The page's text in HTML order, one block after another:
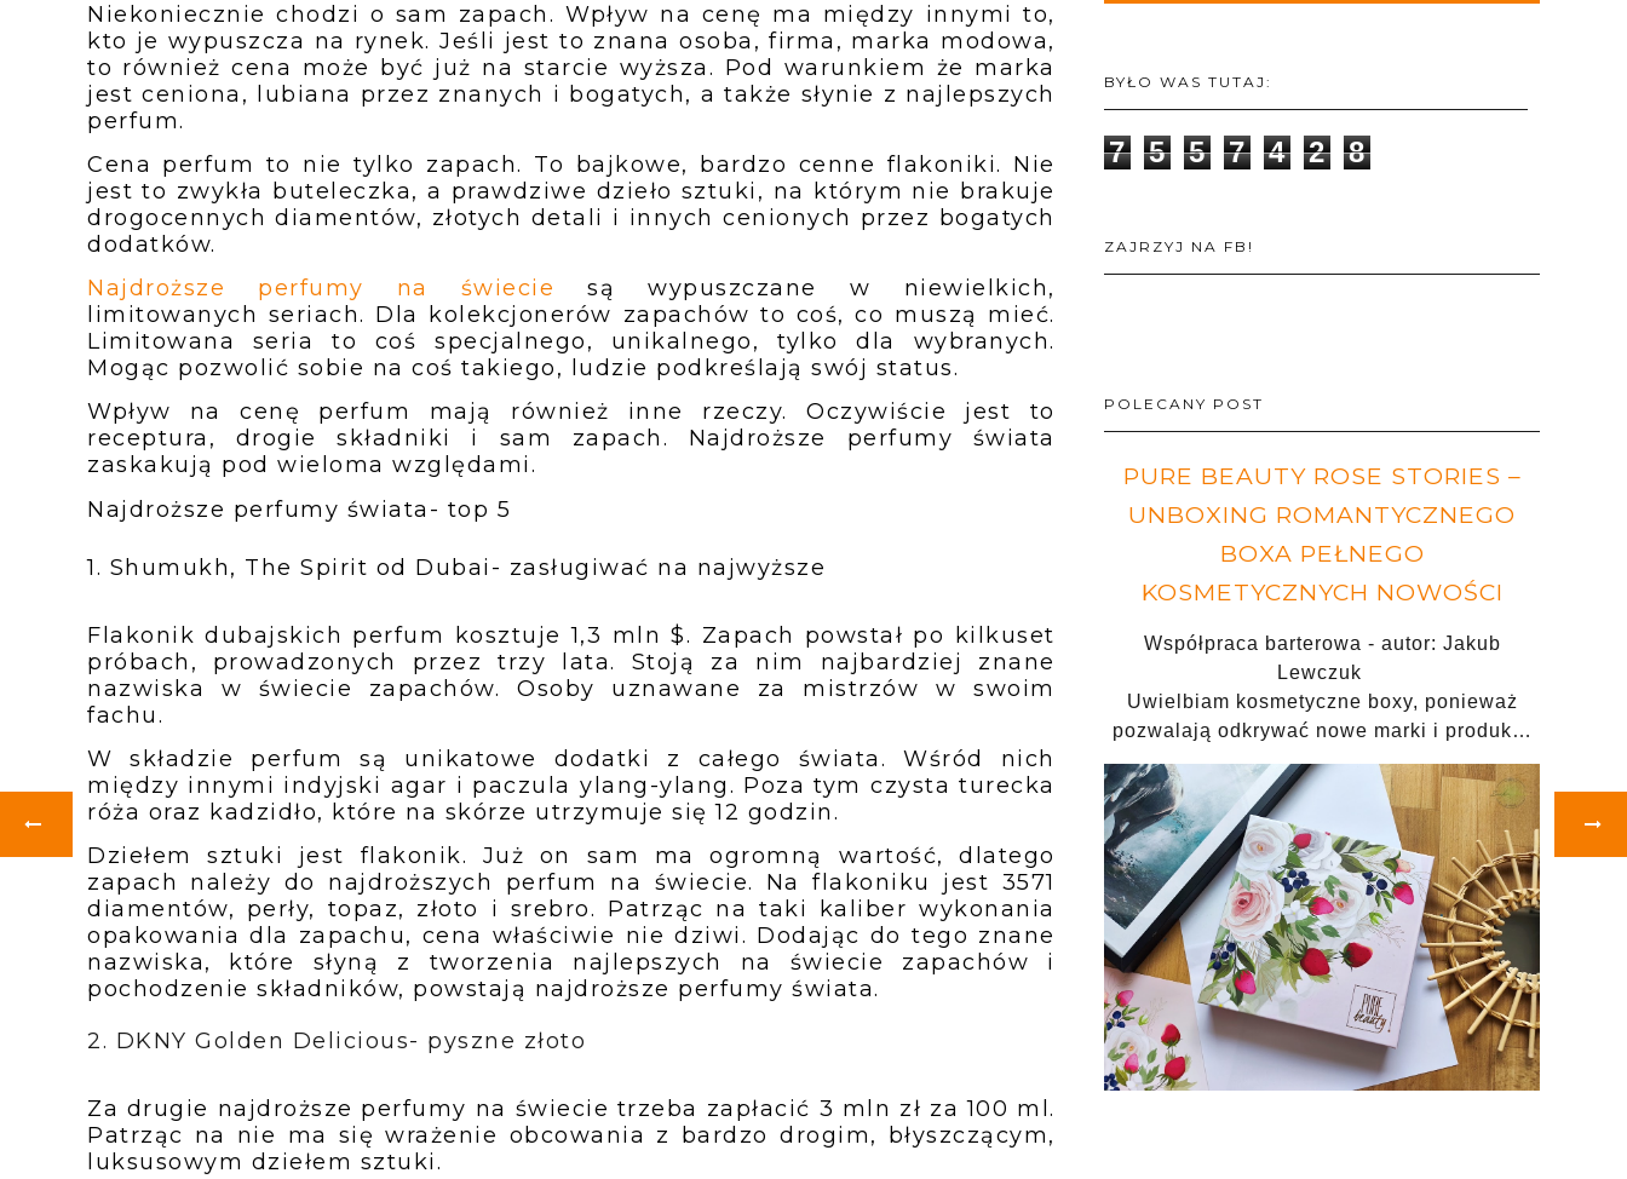
Niekoniecznie chodzi o sam zapach. Wpływ na cenę ma między innymi to,
kto je wypuszcza na rynek. Jeśli jest to znana osoba, firma, marka modowa,
to również cena może być już na starcie wyższa. Pod warunkiem że marka
jest ceniona, lubiana przez znanych i bogatych, a także słynie z najlepszych
perfum.
Cena perfum to nie tylko zapach. To bajkowe, bardzo cenne flakoniki. Nie
jest to zwykła buteleczka, a prawdziwe dzieło sztuki, na którym nie brakuje
drogocennych diamentów, złotych detali i innych cenionych przez bogatych
dodatków.
Najdroższe perfumy na świecie
są wypuszczane w niewielkich,
limitowanych seriach. Dla kolekcjonerów zapachów to coś, co muszą mieć.
Limitowana seria to coś specjalnego, unikalnego, tylko dla wybranych.
Mogąc pozwolić sobie na coś takiego, ludzie podkreślają swój status.
Wpływ na cenę perfum mają również inne rzeczy. Oczywiście jest to
receptura, drogie składniki i sam zapach. Najdroższe perfumy świata
zaskakują pod wieloma względami.
Najdroższe perfumy świata- top 5
1. Shumukh, The Spirit od Dubai- zasługiwać na najwyższe
Flakonik dubajskich perfum kosztuje 1,3 mln $. Zapach powstał po kilkuset
próbach, prowadzonych przez trzy lata. Stoją za nim najbardziej znane
nazwiska w świecie zapachów. Osoby uznawane za mistrzów w swoim
fachu.
W składzie perfum są unikatowe dodatki z całego świata. Wśród nich
między innymi indyjski agar i paczula ylang-ylang. Poza tym czysta turecka
róża oraz kadzidło, które na skórze utrzymuje się 12 godzin.
Dziełem sztuki jest flakonik. Już on sam ma ogromną wartość, dlatego
zapach należy do najdroższych perfum na świecie. Na flakoniku jest 3571
diamentów, perły, topaz, złoto i srebro. Patrząc na taki kaliber wykonania
opakowania dla zapachu, cena właściwie nie dziwi. Dodając do tego znane
nazwiska, które słyną z tworzenia najlepszych na świecie zapachów i
pochodzenie składników, powstają najdroższe perfumy świata.
2. DKNY Golden Delicious- pyszne złoto
Za drugie najdroższe perfumy na świecie trzeba zapłacić 3 mln zł za 100 ml.
Patrząc na nie ma się wrażenie obcowania z bardzo drogim, błyszczącym,
luksusowym dziełem sztuki.
BYŁO WAS TUTAJ:
7 5 5 7 4 2 8
ZAJRZYJ NA FB!
POLECANY POST
PURE BEAUTY ROSE STORIES –
UNBOXING ROMANTYCZNEGO
BOXA PEŁNEGO
KOSMETYCZNYCH NOWOŚCI
Współpraca barterowa - autor: Jakub
Lewczuk
Uwielbiam kosmetyczne boxy, ponieważ
pozwalają odkrywać nowe marki i produk…